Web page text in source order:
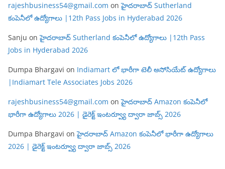
rajeshbusiness54@gmail.com onహైదరాబాద్ Sutherland
కంపెనీలో ఉద్యోగాలు |12th Pass Jobs in Hyderabad 2026
Sanju onహైదరాబాద్ Sutherland కంపెనీలో ఉద్యోగాలు |12th Pass
Jobs in Hyderabad 2026
Dumpa Bhargavi on Indiamart లో భారీగా టెలీ అసోసియేట్ ఉద్యోగాలు
|Indiamart Tele Associates Jobs 2026
rajeshbusiness54@gmail.com onహైదరాబాద్ Amazon కంపెనీలో
భారీగా ఉద్యోగాలు 2026 | డైరెక్ట్ ఇంటర్వ్యూ ద్వారా జాబ్స్ 2026
Dumpa Bhargavi onహైదరాబాద్ Amazon కంపెనీలో భారీగా ఉద్యోగాలు
2026 | డైరెక్ట్ ఇంటర్వ్యూ ద్వారా జాబ్స్ 2026